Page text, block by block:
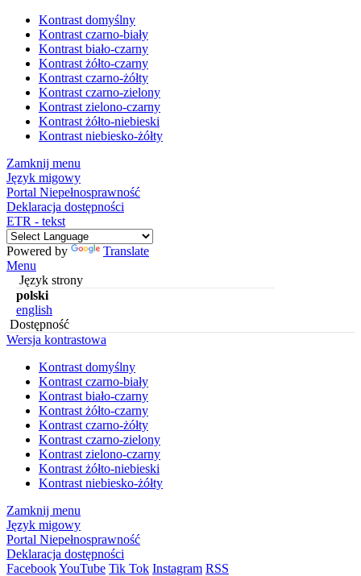
Kontrast domyślny
Kontrast czarno-biały
Kontrast biało-czarny
Kontrast żółto-czarny
Kontrast czarno-żółty
Kontrast czarno-zielony
Kontrast zielono-czarny
Kontrast żółto-niebieski
Kontrast niebiesko-żółty
Zamknij menu
Język migowy
Portal Niepełnosprawność
Deklaracja dostępności
ETR - tekst
Powered by
Translate
Menu
Język strony
polski
english
Dostępność
Wersja kontrastowa
Kontrast domyślny
Kontrast czarno-biały
Kontrast biało-czarny
Kontrast żółto-czarny
Kontrast czarno-żółty
Kontrast czarno-zielony
Kontrast zielono-czarny
Kontrast żółto-niebieski
Kontrast niebiesko-żółty
Zamknij menu
Język migowy
Portal Niepełnosprawność
Deklaracja dostępności
FacebookYouTube Tik Tok Instagram RSS